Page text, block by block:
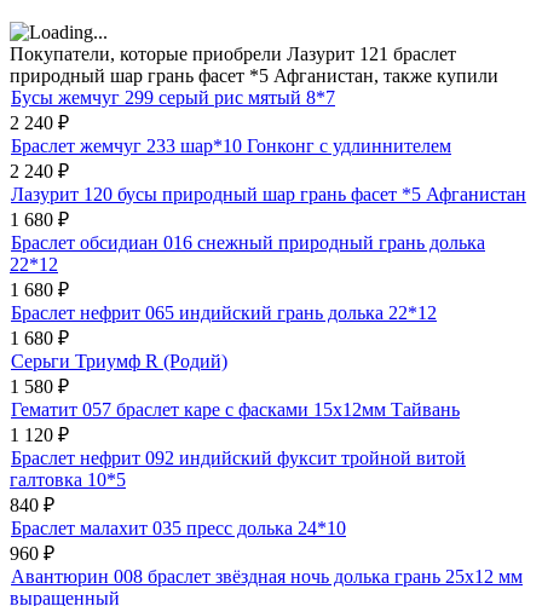
Покупатели, которые приобрели Лазурит 121 браслет
природный шар грань фасет *5 Афганистан, также купили
Бусы жемчуг 299 серый рис мятый 8*7
2 240 ₽
Браслет жемчуг 233 шар*10 Гонконг с удлиннителем
2 240 ₽
Лазурит 120 бусы природный шар грань фасет *5 Афганистан
1 680 ₽
Браслет обсидиан 016 снежный природный грань долька
22*12
1 680 ₽
Браслет нефрит 065 индийский грань долька 22*12
1 680 ₽
Серьги Триумф R (Родий)
1 580 ₽
Гематит 057 браслет каре с фасками 15х12мм Тайвань
1 120 ₽
Браслет нефрит 092 индийский фуксит тройной витой
галтовка 10*5
840 ₽
Браслет малахит 035 пресс долька 24*10
960 ₽
Авантюрин 008 браслет звёздная ночь долька грань 25х12 мм
выращенный